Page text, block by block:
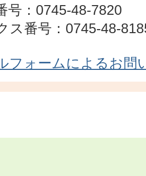
号：0745-48-7820
ス番号：0745-48-
フォームによるお問